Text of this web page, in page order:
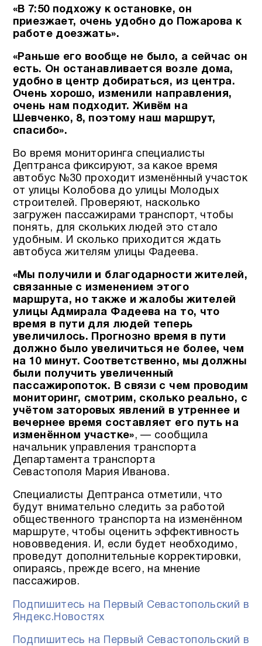
«В 7:50 подхожу к остановке, он
приезжает, очень удобно до Пожарова к
работе доезжать».
«Раньше его вообще не было, а сейчас он
есть. Он останавливается возле дома,
удобно в центр добираться, из центра.
Очень хорошо, изменили направления,
очень нам подходит. Живём на
Шевченко, 8, поэтому наш маршрут,
спасибо».
Во время мониторинга специалисты
Дептранса фиксируют, за какое время
автобус №30 проходит изменённый участок
от улицы Колобова до улицы Молодых
строителей. Проверяют, насколько
загружен пассажирами транспорт, чтобы
понять, для скольких людей это стало
удобным. И сколько приходится ждать
автобуса жителям улицы Фадеева.
«Мы получили и благодарности жителей,
связанные с изменением этого
маршрута, но также и жалобы жителей
улицы Адмирала Фадеева на то, что
время в пути для людей теперь
увеличилось. Прогнозно время в пути
должно было увеличиться не более, чем
на 10 минут. Соответственно, мы должны
были получить увеличенный
пассажиропоток. В связи с чем проводим
мониторинг, смотрим, сколько реально, с
учётом заторовых явлений в утреннее и
вечернее время составляет его путь на
изменённом участке», — сообщила
начальник управления транспорта
Департамента транспорта
Севастополя Мария Иванова.
Специалисты Дептранса отметили, что
будут внимательно следить за работой
общественного транспорта на изменённом
маршруте, чтобы оценить эффективность
нововведения. И, если будет необходимо,
проведут дополнительные корректировки,
опираясь, прежде всего, на мнение
пассажиров.
Подпишитесь на Первый Севастопольский в
Яндекс.Новостях
Подпишитесь на Первый Севастопольский в